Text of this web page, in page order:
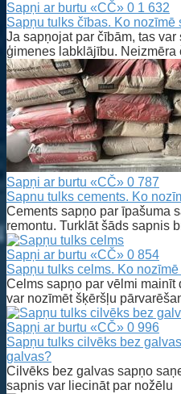
Sapņi ar burtu «CČ» 0 1 632
Sapņu tulks čības. Ko nozīmē
Ja sapņojat par čībām, tas
ģimenes labklājību. Neizmēra
Sapņi ar burtu «CČ» 0 787
Sapnu tulks cements. Ko
Cements sapņo par īpašuma
remontu. Turklāt šāds sapnis
Sapņi ar burtu «CČ» 0 854
Sapņu tulks celms. Ko
Celms sapņo par vēlmi
var nozīmēt šķēršļu
Sapņi ar burtu «CČ» 0 996
Sapņu tulks cilvēks bez
galvas?
Cilvēks bez galvas sapņo
sapnis var liecināt par nožēlu